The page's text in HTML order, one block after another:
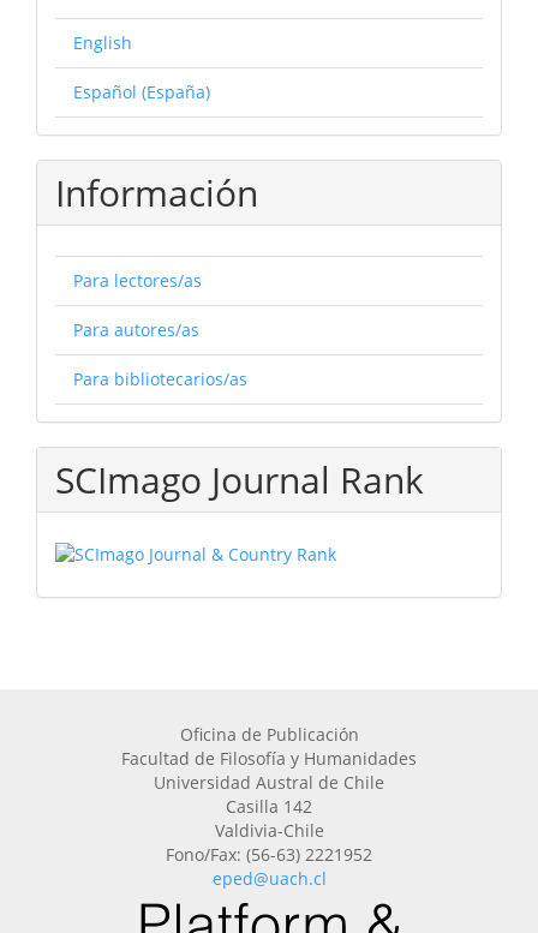
English
Español (España)
Información
Para lectores/as
Para autores/as
Para bibliotecarios/as
SCImago Journal Rank
Oficina de Publicación
Facultad de Filosofía y Humanidades
Universidad Austral de Chile
Casilla 142
Valdivia-Chile
Fono/Fax: (56-63) 2221952
eped@uach.cl